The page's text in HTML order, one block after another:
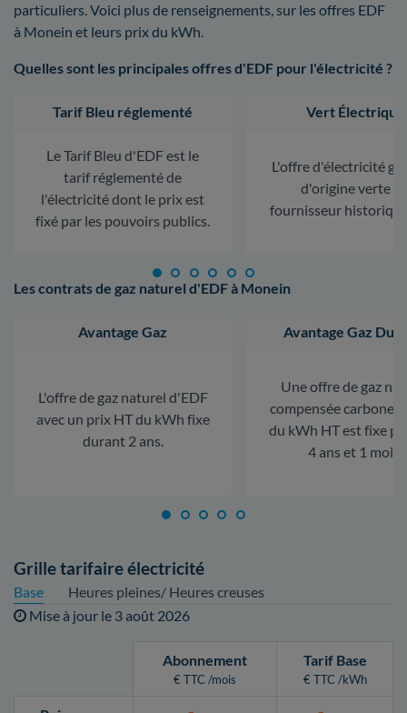
particuliers. Voici plus de renseignements, sur les offres EDF
à Monein et leurs prix du kWh.
Quelles sont les principales offres d'EDF pour l'électricité ?
Tarif Bleu réglementé
Le Tarif Bleu d'EDF est le
tarif réglementé de
l'électricité dont le prix est
fixé par les pouvoirs publics.
Vert Électrique
L'offre d'électricité
d'origine verte
fournisseur
Les contrats de gaz naturel d'EDF à Monein
Avantage Gaz
L'offre de gaz naturel d'EDF
avec un prix HT du kWh fixe
durant 2 ans.
Avantage Gaz
Une offre de gaz
compensée carbone.
du kWh HT est fixe
4 ans et 1 mois.
Grille tarifaire électricité
Base
Heures pleines/ Heures creuses
Mise à jour le 3 août 2026
Abonnement
€ TTC /mois
Tarif Base
€ TTC /kWh